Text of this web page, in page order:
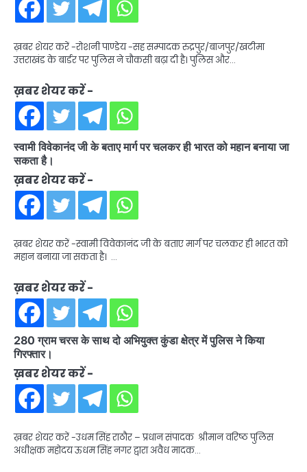
ख़बर शेयर करें -रोशनी पाण्डेय -सह सम्पादक रुद्रपुर/बाजपुर/खटीमा
उत्तराखंड के बार्डर पर पुलिस ने चौकसी बढ़ा दी है। पुलिस और…
ख़बर शेयर करें -
स्वामी विवेकानंद जी के बताए मार्ग पर चलकर ही भारत को महान बनाया जा
सकता है।
ख़बर शेयर करें -
ख़बर शेयर करें -स्वामी विवेकानंद जी के बताए मार्ग पर चलकर ही भारत को
महान बनाया जा सकता है। …
ख़बर शेयर करें -
280 ग्राम चरस के साथ दो अभियुक्त कुंडा क्षेत्र में पुलिस ने किया
गिरफ्तार।
ख़बर शेयर करें -
ख़बर शेयर करें -उधम सिंह राठौर – प्रधान संपादक श्रीमान वरिष्ठ पुलिस
अधीक्षक महोदय ऊधम सिंह नगर द्वारा अवैध मादक…